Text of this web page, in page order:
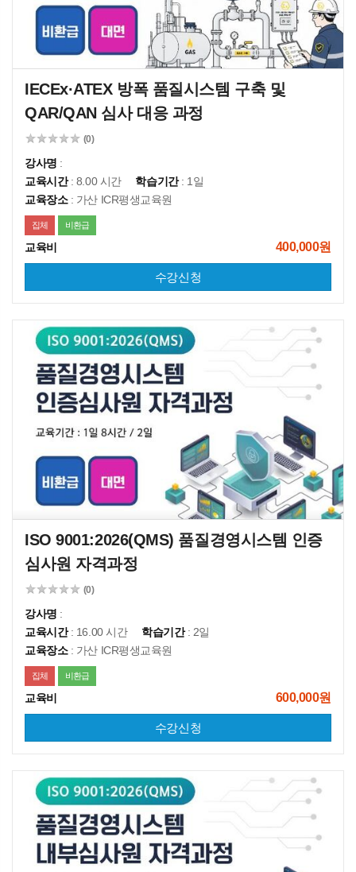
IECEx·ATEX 방폭 품질시스템 구축 및
QAR/QAN 심사 대응 과정
(0)
강사명 :
교육시간: 8.00 시간 학습기간: 1일
교육장소: 가산 ICR평생교육원
집체 비환급
교육비 400,000원
수강신청
ISO 9001:2026(QMS) 품질경영시스템 인증
심사원 자격과정
(0)
강사명 :
교육시간: 16.00 시간 학습기간: 2일
교육장소: 가산 ICR평생교육원
집체 비환급
교육비 600,000원
수강신청